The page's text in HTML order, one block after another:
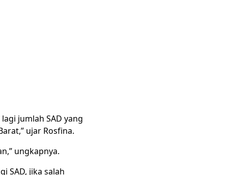
jumlah SAD yang
ujar Rosfina.
ungkapnya.
SAD, jika salah